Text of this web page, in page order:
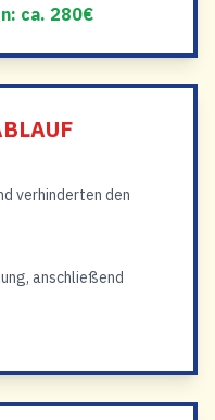
ca. 280€
verhinderten den
anschließend